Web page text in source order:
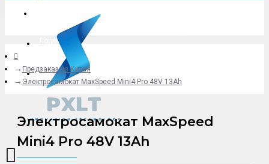
Логин
+79775619766
Предзаказ из Китая
Электросамокат MaxSpeed Mini4 Pro 48V 13Ah
Электросамокат MaxSpeed
Mini4 Pro 48V 13Ah